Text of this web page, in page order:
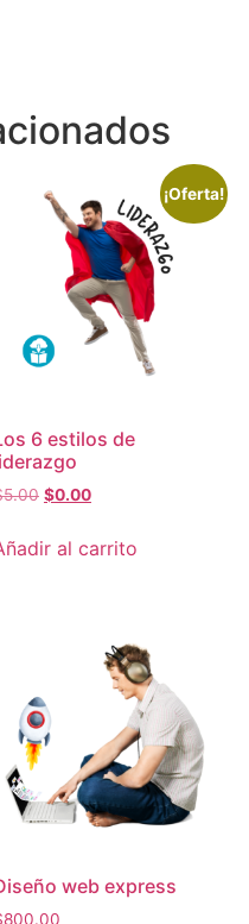
¡Oferta!
6 estilos de
5.00 $0.00
al carrito
web express
800.00